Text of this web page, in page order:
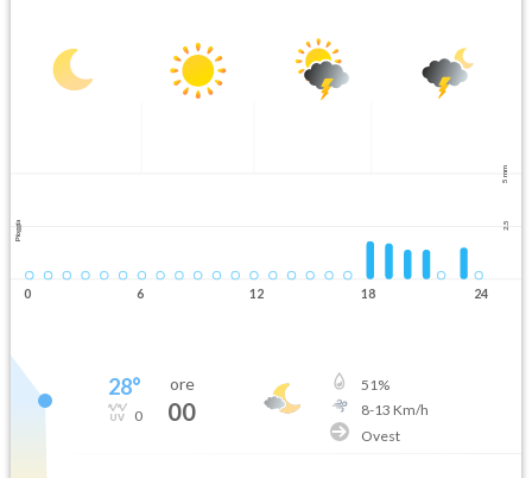
5 mm
2.5
Pioggia
0 6 12 18 24
28°
0
ore
00
51%
8-13 Km/h
Ovest